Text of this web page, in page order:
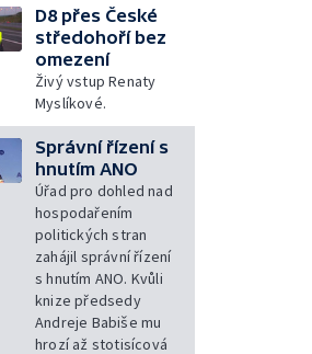
D8 přes České
středohoří bez
omezení
Živý vstup Renaty
Myslíkové.
Správní řízení s
hnutím ANO
Úřad pro dohled nad
hospodařením
politických stran
zahájil správní řízení
s hnutím ANO. Kvůli
knize předsedy
Andreje Babiše mu
hrozí až stotisícová